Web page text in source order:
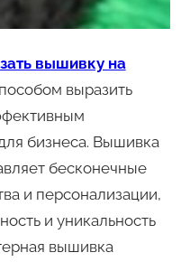
вышивку на
выразить
бизнеса. Вышивка
бесконечные
и персонализации,
и уникальность
вышивка